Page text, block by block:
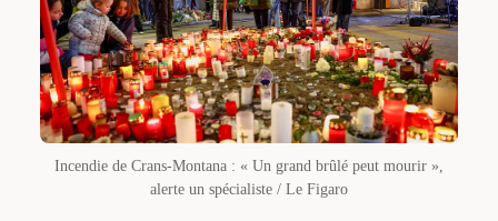
Incendie de Crans-Montana : « Un grand brûlé peut mourir »,
alerte un spécialiste / Le Figaro